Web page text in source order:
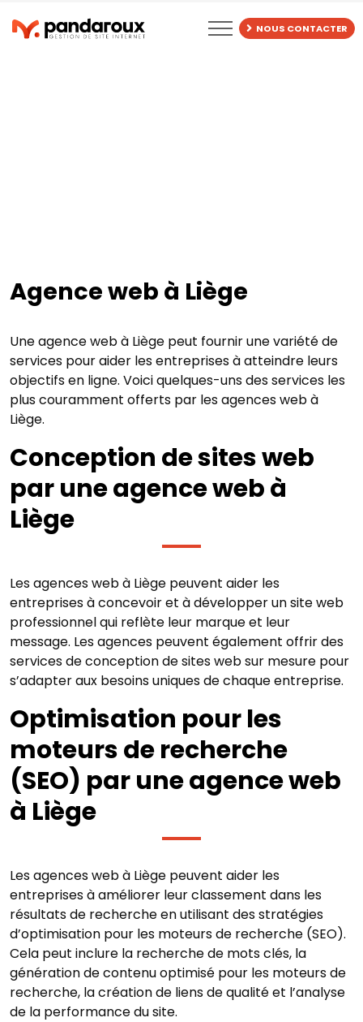
NOUS CONTACTER
Agence web à Liège
Une agence web à Liège peut fournir une variété de
services pour aider les entreprises à atteindre leurs
objectifs en ligne. Voici quelques-uns des services les
plus couramment offerts par les agences web à
Liège.
Conception de sites web
par une agence web à
Liège
Les agences web à Liège peuvent aider les
entreprises à concevoir et à développer un site web
professionnel qui reflète leur marque et leur
message. Les agences peuvent également offrir des
services de conception de sites web sur mesure pour
s’adapter aux besoins uniques de chaque entreprise.
Optimisation pour les
moteurs de recherche
(SEO) par une agence web
à Liège
Les agences web à Liège peuvent aider les
entreprises à améliorer leur classement dans les
résultats de recherche en utilisant des stratégies
d’optimisation pour les moteurs de recherche (SEO).
Cela peut inclure la recherche de mots clés, la
génération de contenu optimisé pour les moteurs de
recherche, la création de liens de qualité et l’analyse
de la performance du site.